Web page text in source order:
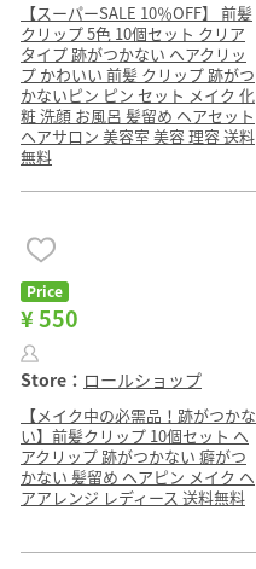
【スーパーSALE 10％OFF】 前髪
クリップ 5色 10個セット クリア
タイプ 跡がつかない ヘアクリッ
プ かわいい 前髪 クリップ 跡がつ
かないピン ピン セット メイク 化
粧 洗顔 お風呂 髪留め ヘアセット
ヘアサロン 美容室 美容 理容 送料
無料
Price
¥ 550
Store： ロールショップ
【メイク中の必需品！跡がつかな
い】前髪クリップ 10個セット ヘ
アクリップ 跡がつかない 癖がつ
かない 髪留め ヘアピン メイク ヘ
アアレンジ レディース 送料無料